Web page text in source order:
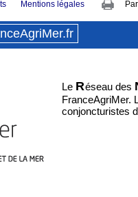
Mentions légales
Le Réseau des
FranceAgriMer.
conjoncturistes